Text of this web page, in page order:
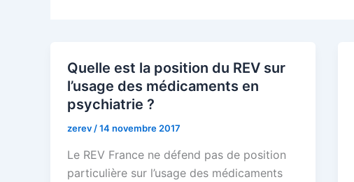
Quelle est la position du REV sur
l’usage des médicaments en
psychiatrie ?
zerev /14 novembre 2017
Le REV France ne défend pas de position
particulière sur l’usage des médicaments